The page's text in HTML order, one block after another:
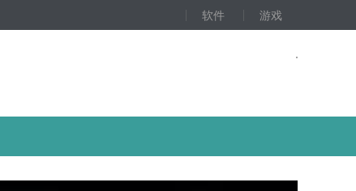
软件 游戏